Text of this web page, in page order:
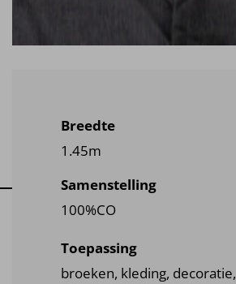
Breedte
1.45m
Samenstelling
100%CO
Toepassing
broeken, kleding, decoratie,